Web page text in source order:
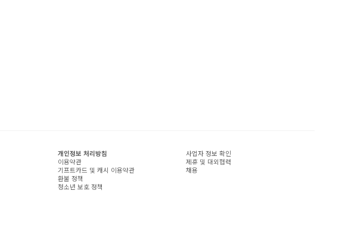
개인정보 처리방침
이용약관
기프트카드 및 캐시 이용약관
환불 정책
청소년 보호 정책
사업자 정보 확인
제휴 및 대외협력
채용